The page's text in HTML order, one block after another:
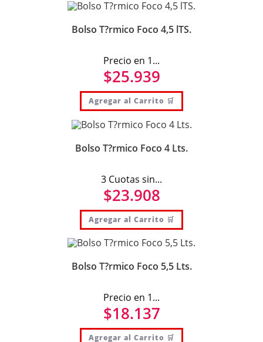
Bolso T?rmico Foco 4,5 lTS.
Precio en 1...
$25.939
Agregar al Carrito 🛒
Bolso T?rmico Foco 4 Lts.
3 Cuotas sin...
$23.908
Agregar al Carrito 🛒
Bolso T?rmico Foco 5,5 Lts.
Precio en 1...
$18.137
Agregar al Carrito 🛒